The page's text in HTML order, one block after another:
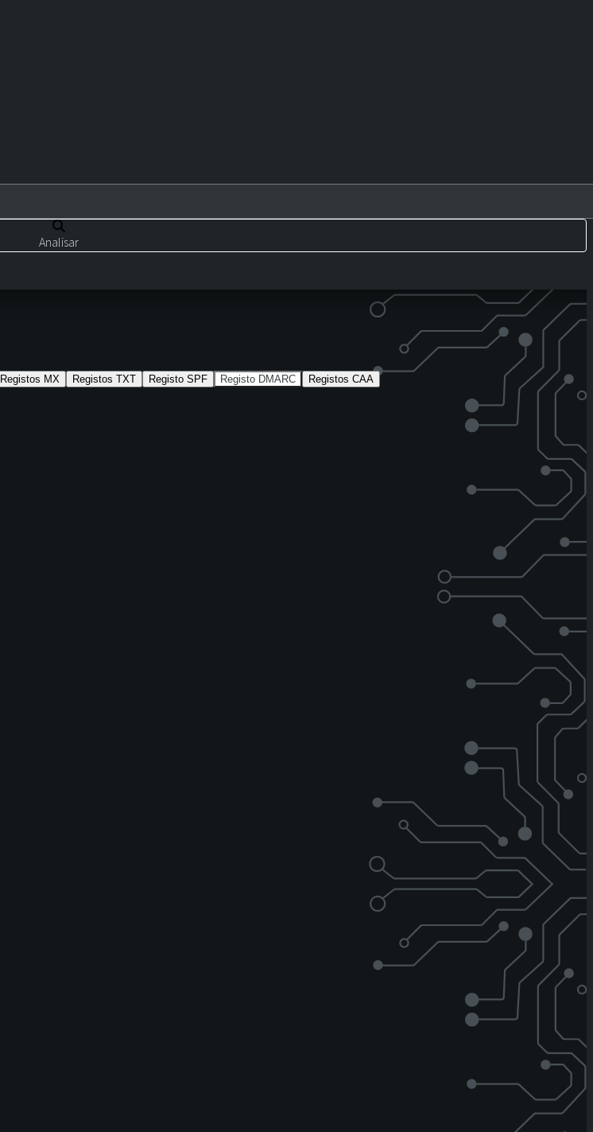
Analisar
Registos MX Registos TXT Registo SPF Registo DMARC Registos CAA